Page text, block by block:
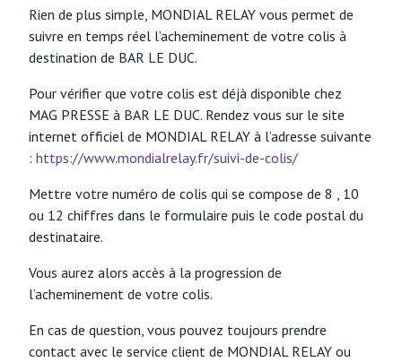
Rien de plus simple, MONDIAL RELAY vous permet de
suivre en temps réel l’acheminement de votre colis à
destination de BAR LE DUC.
Pour vérifier que votre colis est déjà disponible chez
MAG PRESSE à BAR LE DUC. Rendez vous sur le site
internet officiel de MONDIAL RELAY à l’adresse suivante
: https://www.mondialrelay.fr/suivi-de-colis/
Mettre votre numéro de colis qui se compose de 8 , 10
ou 12 chiffres dans le formulaire puis le code postal du
destinataire.
Vous aurez alors accès à la progression de
l’acheminement de votre colis.
En cas de question, vous pouvez toujours prendre
contact avec le service client de MONDIAL RELAY ou